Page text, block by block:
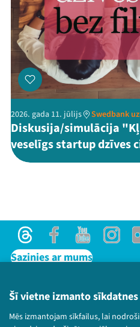
Šī vietne izmanto sīkdatnes
Mēs izmantojam sīkfailus, lai
2026. gada 11. jūlijs Swedbank
Diskusija/simulācija
veselīgs startup dzīves
ThreadsFacebookYoutube
Sazinies ar mums
Lietošanas noteikumi un
Bērnu aizsardzības politika